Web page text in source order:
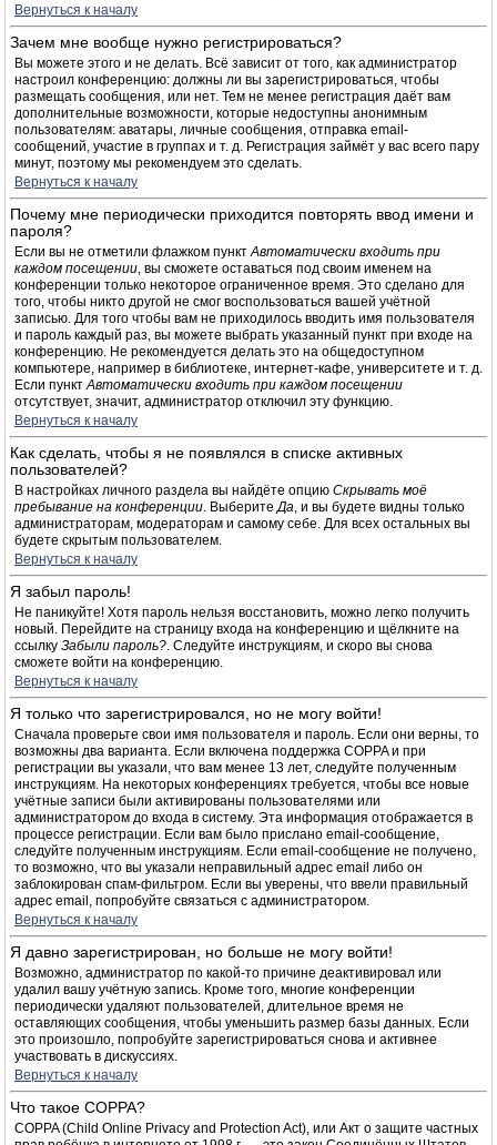
Вернуться к началу
Зачем мне вообще нужно регистрироваться?
Вы можете этого и не делать. Всё зависит от того, как администратор
настроил конференцию: должны ли вы зарегистрироваться, чтобы
размещать сообщения, или нет. Тем не менее регистрация даёт вам
дополнительные возможности, которые недоступны анонимным
пользователям: аватары, личные сообщения, отправка email-
сообщений, участие в группах и т. д. Регистрация займёт у вас всего пару
минут, поэтому мы рекомендуем это сделать.
Вернуться к началу
Почему мне периодически приходится повторять ввод имени и
пароля?
Если вы не отметили флажком пунктАвтоматически входить при
каждом посещении, вы сможете оставаться под своим именем на
конференции только некоторое ограниченное время. Это сделано для
того, чтобы никто другой не смог воспользоваться вашей учётной
записью. Для того чтобы вам не приходилось вводить имя пользователя
и пароль каждый раз, вы можете выбрать указанный пункт при входе на
конференцию. Не рекомендуется делать это на общедоступном
компьютере, например в библиотеке, интернет-кафе, университете и т. д.
Если пунктАвтоматически входить при каждом посещении
отсутствует, значит, администратор отключил эту функцию.
Вернуться к началу
Как сделать, чтобы я не появлялся в списке активных
пользователей?
В настройках личного раздела вы найдёте опцию Скрывать моё
пребывание на конференции. ВыберитеДа, и вы будете видны только
администраторам, модераторам и самому себе. Для всех остальных вы
будете скрытым пользователем.
Вернуться к началу
Я забыл пароль!
Не паникуйте! Хотя пароль нельзя восстановить, можно легко получить
новый. Перейдите на страницу входа на конференцию и щёлкните на
ссылку Забыли пароль?. Следуйте инструкциям, и скоро вы снова
сможете войти на конференцию.
Вернуться к началу
Я только что зарегистрировался, но не могу войти!
Сначала проверьте свои имя пользователя и пароль. Если они верны, то
возможны два варианта. Если включена поддержка COPPA и при
регистрации вы указали, что вам менее 13 лет, следуйте полученным
инструкциям. На некоторых конференциях требуется, чтобы все новые
учётные записи были активированы пользователями или
администратором до входа в систему. Эта информация отображается в
процессе регистрации. Если вам было прислано email-сообщение,
следуйте полученным инструкциям. Если email-сообщение не получено,
то возможно, что вы указали неправильный адрес email либо он
заблокирован спам-фильтром. Если вы уверены, что ввели правильный
адрес email, попробуйте связаться с администратором.
Вернуться к началу
Я давно зарегистрирован, но больше не могу войти!
Возможно, администратор по какой-то причине деактивировал или
удалил вашу учётную запись. Кроме того, многие конференции
периодически удаляют пользователей, длительное время не
оставляющих сообщения, чтобы уменьшить размер базы данных. Если
это произошло, попробуйте зарегистрироваться снова и активнее
участвовать в дискуссиях.
Вернуться к началу
Что такое COPPA?
COPPA (Child Online Privacy and Protection Act), или Акт о защите частных